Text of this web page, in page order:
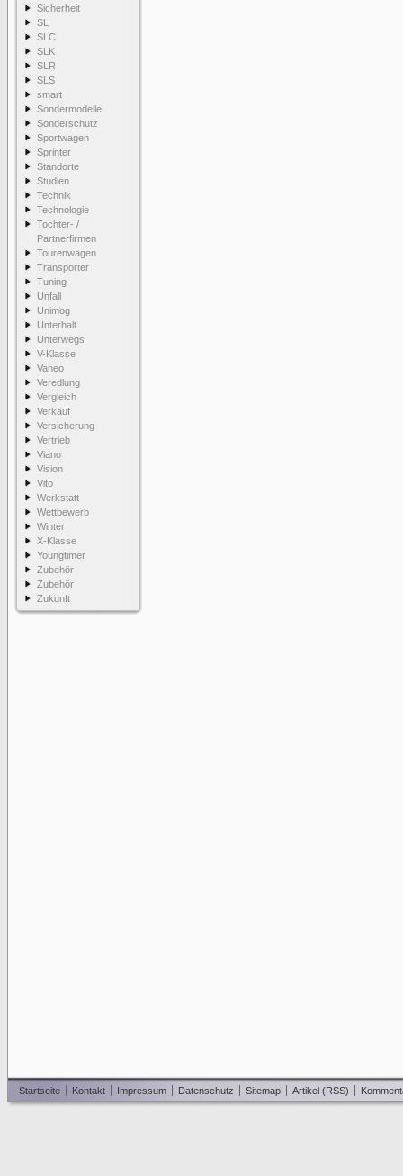
Sicherheit
SL
SLC
SLK
SLR
SLS
smart
Sondermodelle
Sonderschutz
Sportwagen
Sprinter
Standorte
Studien
Technik
Technologie
Tochter- /
Partnerfirmen
Tourenwagen
Transporter
Tuning
Unfall
Unimog
Unterhalt
Unterwegs
V-Klasse
Vaneo
Veredlung
Vergleich
Verkauf
Versicherung
Vertrieb
Viano
Vision
Vito
Werkstatt
Wettbewerb
Winter
X-Klasse
Youngtimer
Zubehör
Zubehör
Zukunft
Startseite Kontakt Impressum Datenschutz Sitemap Artikel (RSS)